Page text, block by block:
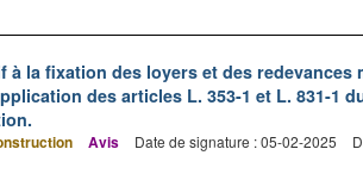
à la fixation des loyers et des redevances
des articles L. 353-1 et L. 831-1
Avis Date de signature : 05-02-2025